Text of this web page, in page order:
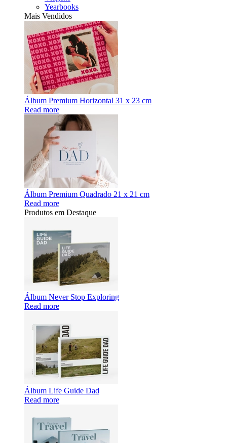
Yearbooks
Mais Vendidos
Álbum Premium Horizontal 31 x 23 cm
Read more
Álbum Premium Quadrado 21 x 21 cm
Read more
Produtos em Destaque
Álbum Never Stop Exploring
Read more
Álbum Life Guide Dad
Read more